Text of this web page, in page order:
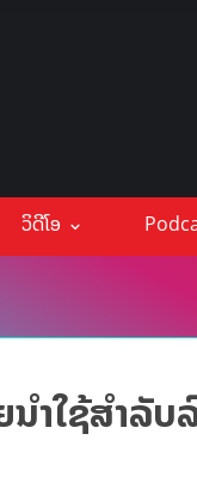
ວິດີໂອ
າໃຊ້ສໍາລັບ